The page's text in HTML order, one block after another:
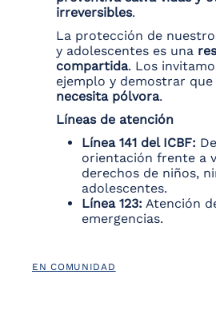
irreversibles.
La protección de
y adolescentes es una
compartida. Los
ejemplo y demostrar que
necesita pólvora.
Líneas de atención
Línea 141 del ICBF:
orientación frente a
derechos de niños,
adolescentes.
Línea 123: Atención
emergencias.
EN COMUNIDAD